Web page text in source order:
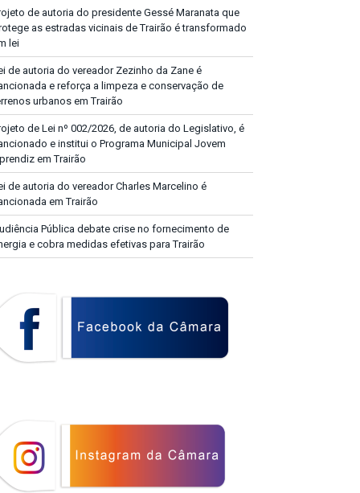
de autoria do presidente Gessé Maranata que
as estradas vicinais de Trairão é transformado
lei
de autoria do vereador Zezinho da Zane é
e reforça a limpeza e conservação de
urbanos em Trairão
de Lei nº 002/2026, de autoria do Legislativo, é
e institui o Programa Municipal Jovem
em Trairão
de autoria do vereador Charles Marcelino é
em Trairão
Pública debate crise no fornecimento de
e cobra medidas efetivas para Trairão